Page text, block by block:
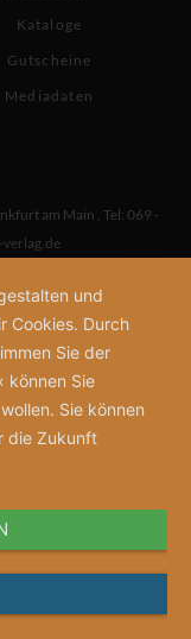
Kataloge
Gutscheine
Mediadaten
am Main , Tel: 069 -
und
Cookies. Durch
Sie der
können Sie
Sie können
die Zukunft